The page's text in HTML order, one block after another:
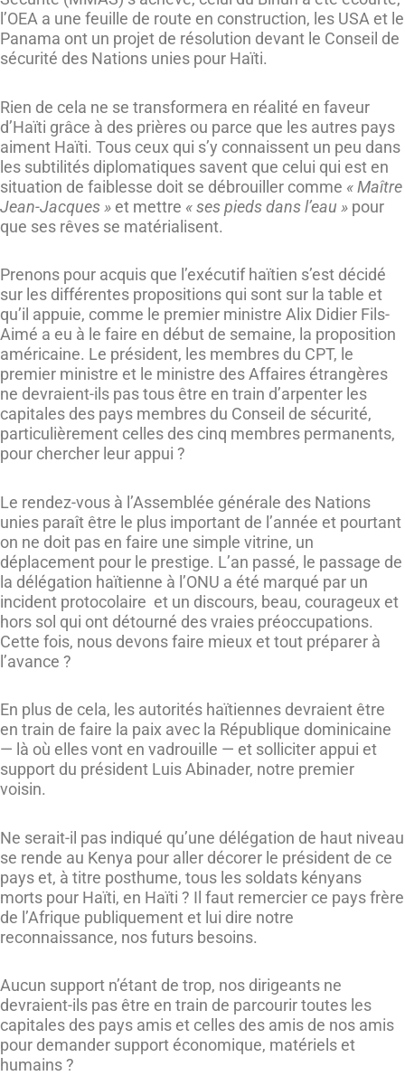
l’OEA a une feuille de route en construction, les USA et le
Panama ont un projet de résolution devant le Conseil de
sécurité des Nations unies pour Haïti.
Rien de cela ne se transformera en réalité en faveur
d’Haïti grâce à des prières ou parce que les autres pays
aiment Haïti. Tous ceux qui s’y connaissent un peu dans
les subtilités diplomatiques savent que celui qui est en
situation de faiblesse doit se débrouiller comme « Maître
Jean-Jacques » et mettre « ses pieds dans l’eau » pour
que ses rêves se matérialisent.
Prenons pour acquis que l’exécutif haïtien s’est décidé
sur les différentes propositions qui sont sur la table et
qu’il appuie, comme le premier ministre Alix Didier Fils-
Aimé a eu à le faire en début de semaine, la proposition
américaine. Le président, les membres du CPT, le
premier ministre et le ministre des Affaires étrangères
ne devraient-ils pas tous être en train d’arpenter les
capitales des pays membres du Conseil de sécurité,
particulièrement celles des cinq membres permanents,
pour chercher leur appui ?
Le rendez-vous à l’Assemblée générale des Nations
unies paraît être le plus important de l’année et pourtant
on ne doit pas en faire une simple vitrine, un
déplacement pour le prestige. L’an passé, le passage de
la délégation haïtienne à l’ONU a été marqué par un
incident protocolaire et un discours, beau, courageux et
hors sol qui ont détourné des vraies préoccupations.
Cette fois, nous devons faire mieux et tout préparer à
l’avance ?
En plus de cela, les autorités haïtiennes devraient être
en train de faire la paix avec la République dominicaine
— là où elles vont en vadrouille — et solliciter appui et
support du président Luis Abinader, notre premier
voisin.
Ne serait-il pas indiqué qu’une délégation de haut niveau
se rende au Kenya pour aller décorer le président de ce
pays et, à titre posthume, tous les soldats kényans
morts pour Haïti, en Haïti ? Il faut remercier ce pays frère
de l’Afrique publiquement et lui dire notre
reconnaissance, nos futurs besoins.
Aucun support n’étant de trop, nos dirigeants ne
devraient-ils pas être en train de parcourir toutes les
capitales des pays amis et celles des amis de nos amis
pour demander support économique, matériels et
humains ?